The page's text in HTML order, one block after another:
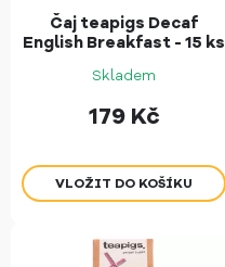
Čaj teapigs Decaf
English Breakfast - 15 ks
Skladem
179 Kč